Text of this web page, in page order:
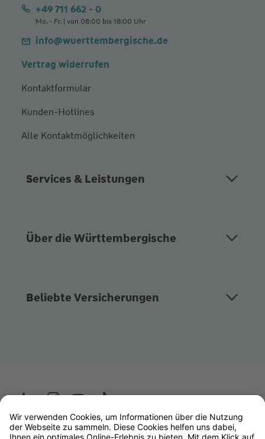
+49 711 662 - 0
Mo. - Fr. | von 08:00 bis 18:00 Uhr
info@wuerttembergische.de
Vertrag widerrufen
Kontaktformular
Kunden-Hotlines
Alle Kontaktmöglichkeiten
Services & Leistungen
Über die Württembergische
Beliebte Versicherungen
Wüstenrot